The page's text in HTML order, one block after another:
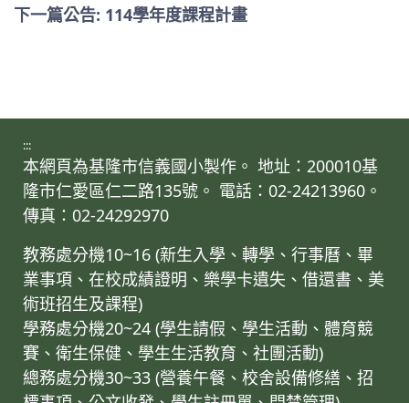
下一篇公告: 114學年度課程計畫
:::
本網頁為基隆市信義國小製作。 地址：200010基
隆市仁愛區仁二路135號。 電話：02-24213960。
傳真：02-24292970
教務處分機10~16 (新生入學、轉學、行事曆、畢
業事項、在校成績證明、樂學卡遺失、借還書、美
術班招生及課程)
學務處分機20~24 (學生請假、學生活動、體育競
賽、衛生保健、學生生活教育、社團活動)
總務處分機30~33 (營養午餐、校舍設備修繕、招